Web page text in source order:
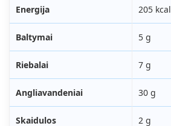
Energija 205 kcal
Baltymai 5 g
Riebalai 7 g
Angliavandeniai 30 g
Skaidulos 2 g